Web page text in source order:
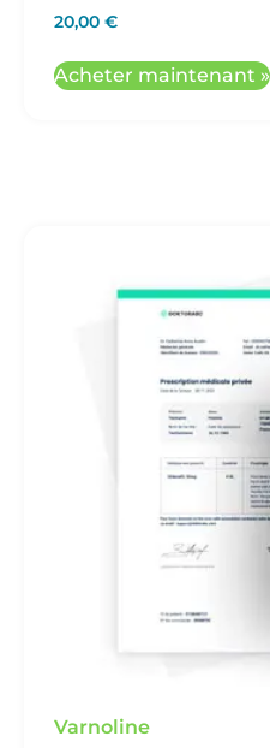
20,00 €
Acheter maintenant »
Varnoline